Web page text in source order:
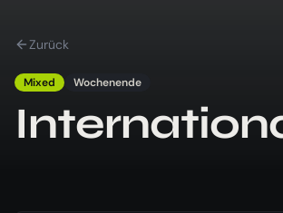
Zurück
Mixed Wochenende